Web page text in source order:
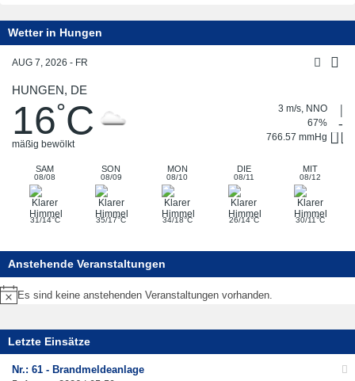
1
4
J
Wetter in Hungen
AUG 7, 2026 - FR
HUNGEN, DE
16°C
mäßig bewölkt
3 m/s, NNO
67%
766.57 mmHg
SAM
08/08
SON
08/09
MON
08/10
DIE
08/11
MIT
08/12
31/14°C 35/17°C 34/18°C 26/14°C 30/11°C
Anstehende Veranstaltungen
Hinweis
Es sind keine anstehenden Veranstaltungen vorhanden.
Letzte Einsätze
Nr.: 61 - Brandmeldeanlage